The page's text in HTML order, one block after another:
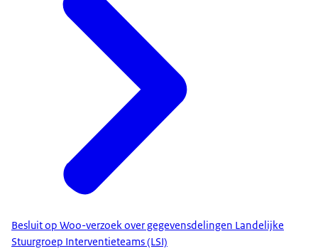
Besluit op Woo-verzoek over gegevensdelingen Landelijke
Stuurgroep Interventieteams (LSI)